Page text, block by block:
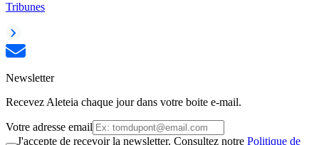
Tribunes
Newsletter
Recevez Aleteia chaque jour dans votre boite e-mail.
Votre adresse email
J'accepte de recevoir la newsletter. Consultez notre Politique de